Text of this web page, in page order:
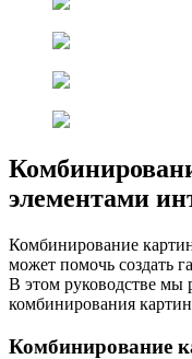
элементами
Комбинирование
может помочь создать
В этом руководстве мы
комбинирования
Комбинирование